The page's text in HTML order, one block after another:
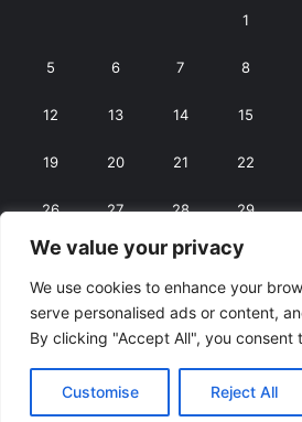
We value your privacy
We use cookies to enhance your
serve personalised ads or content,
By clicking "Accept All", you consent
Customise Reject All
1
5 6 7 8
12 13 14 15
19 20 21 22
26 27 28 29
« dec. feb. »
© Copyright 2026, All Rights